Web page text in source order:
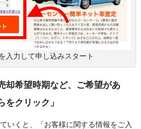
入力して申し込みスタート
却希望時期など、ご希望があ
をクリック」
いくと、「お客様に関する情報をご入